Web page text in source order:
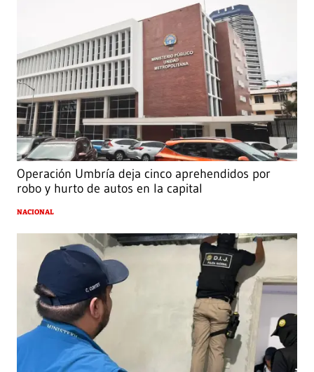
Operación Umbría deja cinco aprehendidos por
robo y hurto de autos en la capital
NACIONAL